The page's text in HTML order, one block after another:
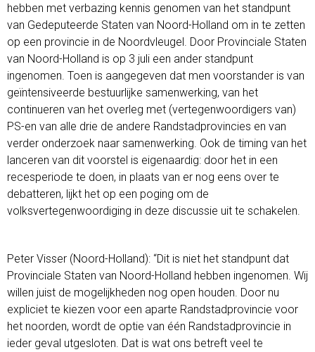
hebben met verbazing kennis genomen van het standpunt
van Gedeputeerde Staten van Noord-Holland om in te zetten
op een provincie in de Noordvleugel. Door Provinciale Staten
van Noord-Holland is op 3 juli een ander standpunt
ingenomen. Toen is aangegeven dat men voorstander is van
geïntensiveerde bestuurlijke samenwerking, van het
continueren van het overleg met (vertegenwoordigers van)
PS-en van alle drie de andere Randstadprovincies en van
verder onderzoek naar samenwerking. Ook de timing van het
lanceren van dit voorstel is eigenaardig: door het in een
recesperiode te doen, in plaats van er nog eens over te
debatteren, lijkt het op een poging om de
volksvertegenwoordiging in deze discussie uit te schakelen.
Peter Visser (Noord-Holland): “Dit is niet het standpunt dat
Provinciale Staten van Noord-Holland hebben ingenomen. Wij
willen juist de mogelijkheden nog open houden. Door nu
expliciet te kiezen voor een aparte Randstadprovincie voor
het noorden, wordt de optie van één Randstadprovincie in
ieder geval utgesloten. Dat is wat ons betreft veel te